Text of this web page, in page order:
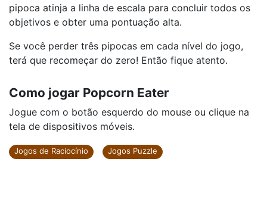
pipoca atinja a linha de escala para concluir todos os
objetivos e obter uma pontuação alta.
Se você perder três pipocas em cada nível do jogo,
terá que recomeçar do zero! Então fique atento.
Como jogar Popcorn Eater
Jogue com o botão esquerdo do mouse ou clique na
tela de dispositivos móveis.
Jogos de Raciocínio Jogos Puzzle